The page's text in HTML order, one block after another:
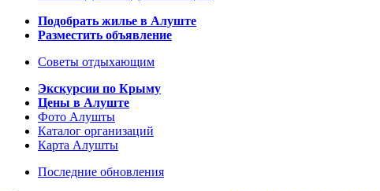
Подобрать жилье в Алуште
Разместить объявление
Советы отдыхающим
Экскурсии по Крыму
Цены в Алуште
Фото Алушты
Каталог организаций
Карта Алушты
Последние обновления